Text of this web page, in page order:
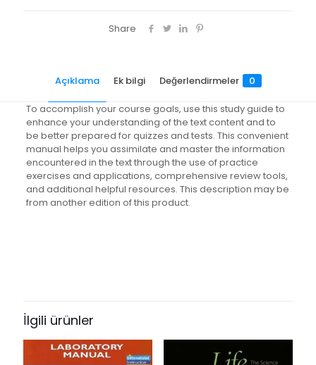
Share
Açıklama Ek bilgi Değerlendirmeler 0
To accomplish your course goals, use this study guide to
enhance your understanding of the text content and to
be better prepared for quizzes and tests. This convenient
manual helps you assimilate and master the information
encountered in the text through the use of practice
exercises and applications, comprehensive review tools,
and additional helpful resources. This description may be
from another edition of this product.
yorum yapan ilk kişi siz olun
E-posta adresiniz yayınlanmayacak.Gerekli alanlar*ile
işaretlenmişlerdir
İlgili ürünler